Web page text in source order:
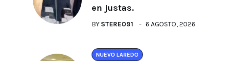
en justas.
BY STEREO91 6 AGOSTO, 2026
NUEVO LAREDO